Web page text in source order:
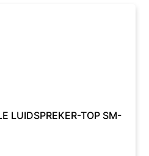
LUIDSPREKER-TOP SM-